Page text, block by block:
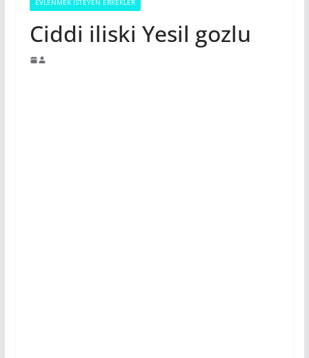
Ciddi iliski Yesil gozlu